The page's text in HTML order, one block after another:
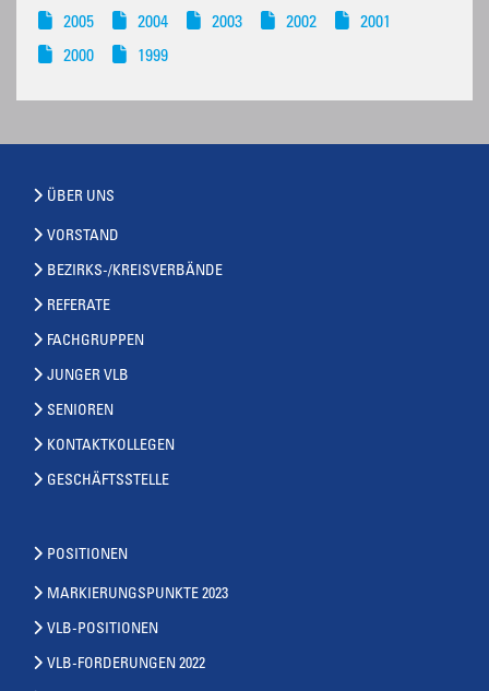
2005
2004 2003 2002
2001
2000
1999
ÜBER UNS
VORSTAND
BEZIRKS-/KREISVERBÄNDE
REFERATE
FACHGRUPPEN
JUNGER VLB
SENIOREN
KONTAKTKOLLEGEN
GESCHÄFTSSTELLE
POSITIONEN
MARKIERUNGSPUNKTE 2023
VLB-POSITIONEN
VLB-FORDERUNGEN 2022